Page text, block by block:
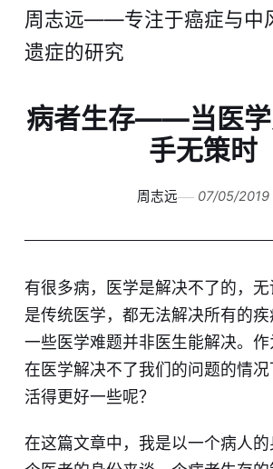
周志远——专注于癌症与中
遗症的研究
病者生存——当医学
手无策时
周志远 07/05/2019
有很多病，医学是解决不了的，
是传统医学，都无法解决所有的
一些医学难题并非医生能解决。
在医学解决不了我们的问题的情
活得更好一些呢？
在这篇文章中，我是以一个病人